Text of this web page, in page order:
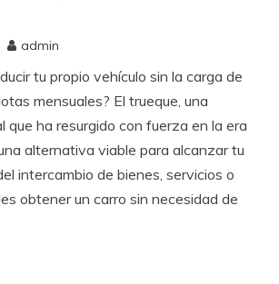
admin
tu propio vehículo sin la carga de
mensuales? El trueque, una
que ha resurgido con fuerza en la era
alternativa viable para alcanzar tu
intercambio de bienes, servicios o
obtener un carro sin necesidad de